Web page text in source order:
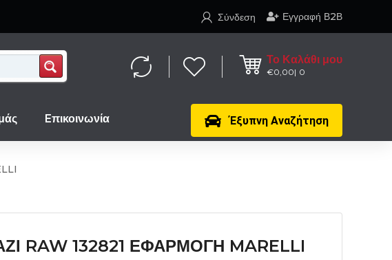
Εγγραφή Β2Β
Σύνδεση
Το Καλάθι μου
€0,00 0
Έξυπνη Αναζήτηση
Eπικοινωνία
RAW 132821 ΕΦΑΡΜΟΓΗ MARELLI